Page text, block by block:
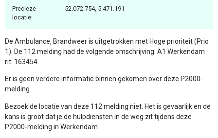
Precieze
locatie:
52.072.754, 5.471.191
De Ambulance, Brandweer is uitgetrokken met Hoge prioriteit (Prio
1). De 112 melding had de volgende omschrijving: A1 Werkendam
rit: 163454.
Er is geen verdere informatie binnen gekomen over deze P2000-
melding.
Bezoek de locatie van deze 112 melding niet. Het is gevaarlijk en de
kans is groot dat je de hulpdiensten in de weg zit tijdens deze
P2000-melding in Werkendam.